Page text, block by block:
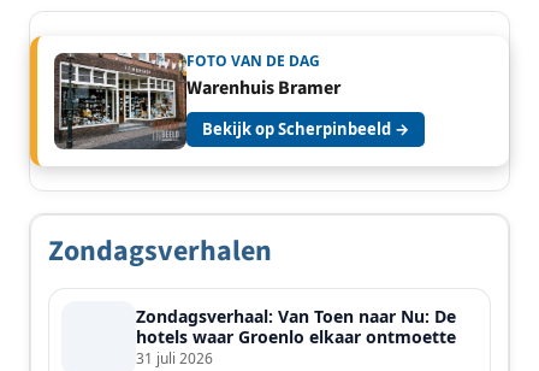
FOTO VAN DE DAG
Warenhuis Bramer
Bekijk op Scherpinbeeld →
Zondagsverhalen
Zondagsverhaal: Van Toen naar Nu: De
hotels waar Groenlo elkaar ontmoette
31 juli 2026